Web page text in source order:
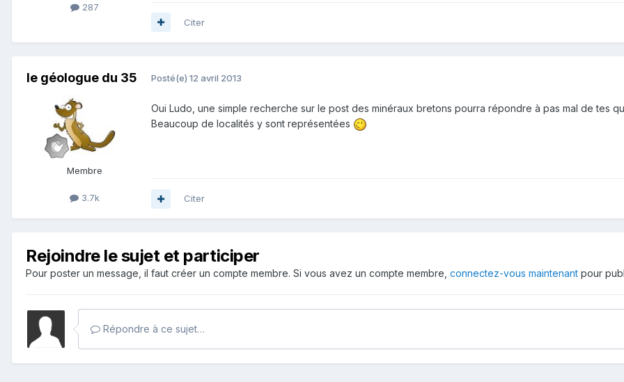
287
Citer
le géologue du 35
Membre
3.7k
Posté(e) 12 avril 2013
Oui Ludo, une simple recherche sur le post des minéraux bretons pourra répondre à pas mal de tes
Beaucoup de localités y sont représentées
Citer
Rejoindre le sujet et participer
Pour poster un message, il faut créer un compte membre. Si vous avez un compte membre, connectez-vous maintenant pour
Répondre à ce sujet…